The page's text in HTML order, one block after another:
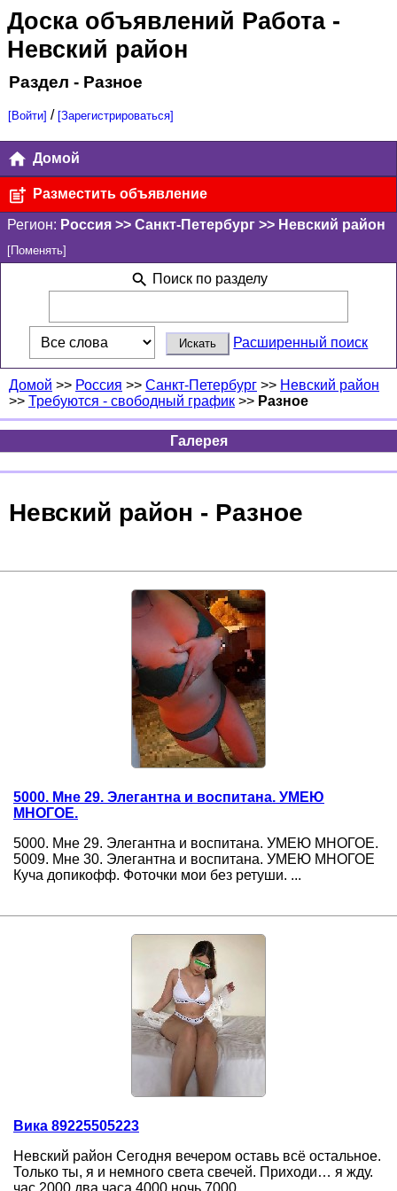
Доска объявлений Работа-
Невский район
Раздел - Разное
[Войти] / [Зарегистрироваться]
Домой
Разместить объявление
Регион: Россия >> Санкт-Петербург >> Невский район
[Поменять]
Поиск по разделу
Расширенный поиск
Домой >> Россия >> Санкт-Петербург >> Невский район
>> Требуются - свободный график >> Разное
Галерея
Невский район - Разное
5000. Мне 29. Элегантна и воспитана. УМЕЮ
МНОГОЕ.
5000. Мне 29. Элегантна и воспитана. УМЕЮ МНОГОЕ.
5009. Мне 30. Элегантна и воспитана. УМЕЮ МНОГОЕ
Куча допикофф. Фоточки мои без ретуши. ...
Вика 89225505223
Невский район Сегодня вечером оставь всё остальное.
Только ты, я и немного света свечей. Приходи… я жду.
час 2000 два часа 4000 ночь 7000 ...